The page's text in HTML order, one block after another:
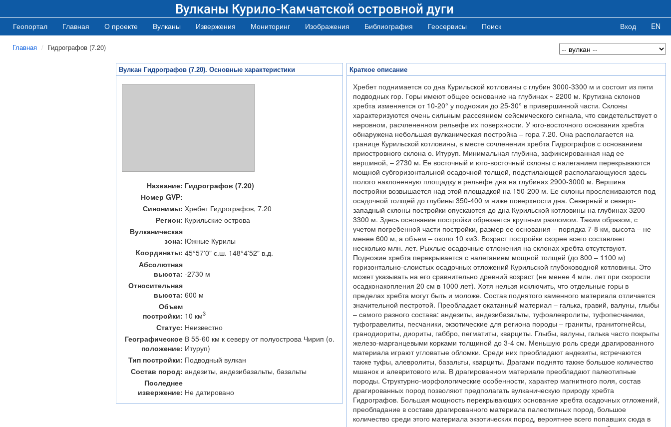
Вулканы Курило-Камчатской островной дуги
Геопортал Главная О проекте Вулканы Извержения Мониторинг Изображения Библиография Геосервисы Поиск Вход EN
Главная Гидрографов (7.20)
Вулкан Гидрографов (7.20). Основные характеристики
Название: Гидрографов (7.20)
Номер GVP:
Синонимы: Хребет Гидрографов, 7.20
Регион: Курильские острова
Вулканическая
зона: Южные Курилы
Координаты: 45°57'0" с.ш. 148°4'52" в.д.
Абсолютная
высота: -2730 м
Относительная
высота: 600 м
Объем
постройки: 10 км3
Статус: Неизвестно
Географическое
положение:
В 55-60 км к северу от полуострова Чирип (о.
Итуруп)
Тип постройки: Подводный вулкан
Состав пород: андезиты, андезибазальты, базальты
Последнее
извержение: Не датировано
Краткое описание
Хребет поднимается со дна Курильской котловины с глубин 3000-3300 м и состоит из пяти
подводных гор. Горы имеют общее основание на глубинах ~ 2200 м. Крутизна склонов
хребта изменяется от 10-20° у подножия до 25-30° в привершинной части. Склоны
характеризуются очень сильным рассеянием сейсмического сигнала, что свидетельствует о
неровном, расчлененном рельефе их поверхности. У юго-восточного основания хребта
обнаружена небольшая вулканическая постройка – гора 7.20. Она располагается на
границе Курильской котловины, в месте сочленения хребта Гидрографов с основанием
приостровного склона о. Итуруп. Минимальная глубина, зафиксированная над ее
вершиной, – 2730 м. Ее восточный и юго-восточный склоны с налеганием перекрываются
мощной субгоризонтальной осадочной толщей, подстилающей располагающуюся здесь
полого наклоненную площадку в рельефе дна на глубинах 2900-3000 м. Вершина
постройки возвышается над этой площадкой на 150-200 м. Ее склоны прослеживаются под
осадочной толщей до глубины 350-400 м ниже поверхности дна. Северный и северо-
западный склоны постройки опускаются до дна Курильской котловины на глубинах 3200-
3300 м. Здесь основание постройки обрезается крупным разломом. Таким образом, с
учетом погребенной части постройки, размер ее основания – порядка 7-8 км, высота – не
менее 600 м, а объем – около 10 км3. Возраст постройки скорее всего составляет
несколько млн. лет. Рыхлые осадочные отложения на склонах хребта отсутствуют.
Подножие хребта перекрывается с налеганием мощной толщей (до 800 – 1100 м)
горизонтально-слоистых осадочных отложений Курильской глубоководной котловины. Это
может указывать на его сравнительно древний возраст (не менее 4 млн. лет при скорости
осадконакопления 20 см в 1000 лет). Хотя нельзя исключить, что отдельные горы в
пределах хребта могут быть и моложе. Состав поднятого каменного материала отличается
значительной пестротой. Преобладает окатанный материал – галька, гравий, валуны, глыбы
– самого разного состава: андезиты, андезибазальты, туфоалевролиты, туфопесчаники,
туфогравелиты, песчаники, экзотические для региона породы – граниты, гранитогнейсы,
гранодиориты, диориты, габбро, пегматиты, кварциты. Глыбы, валуны, галька часто покрыты
железо-марганцевыми корками толщиной до 3-4 см. Меньшую роль среди драгированного
материала играют угловатые обломки. Среди них преобладают андезиты, встречаются
также туфы, алевролиты, базальты, кварциты. Драгами поднято также большое количество
мшанок и алевритового ила. В драгированном материале преобладают палеотипные
породы. Структурно-морфологические особенности, характер магнитного поля, состав
драгированных пород позволяют предполагать вулканическую природу хребта
Гидрографов. Большая мощность перекрывающих основание хребта осадочных отложений,
преобладание в составе драгированного материала палеотипных пород, большое
количество среди этого материала экзотических пород, вероятнее всего попавших сюда в